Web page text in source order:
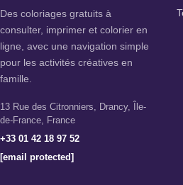
Des coloriages gratuits à
consulter, imprimer et colorier en
ligne, avec une navigation simple
pour les activités créatives en
famille.
13 Rue des Citronniers, Drancy, Île-
de-France, France
+33 01 42 18 97 52
[email protected]